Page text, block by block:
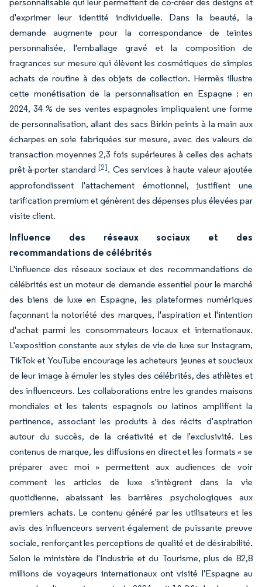
d'exprimer leur identité individuelle. Dans la beauté, la
demande augmente pour la correspondance de teintes
personnalisée, l'emballage gravé et la composition de
fragrances sur mesure qui élèvent les cosmétiques de simples
achats de routine à des objets de collection. Hermès illustre
cette monétisation de la personnalisation en Espagne : en
2024, 34 % de ses ventes espagnoles impliquaient une forme
de personnalisation, allant des sacs Birkin peints à la main aux
écharpes en soie fabriquées sur mesure, avec des valeurs de
transaction moyennes 2,3 fois supérieures à celles des achats
prêt-à-porter standard [2]. Ces services à haute valeur ajoutée
approfondissent l'attachement émotionnel, justifient une
tarification premium et génèrent des dépenses plus élevées par
visite client.
Influence des réseaux sociaux et des
recommandations de célébrités
L'influence des réseaux sociaux et des recommandations de
célébrités est un moteur de demande essentiel pour le marché
des biens de luxe en Espagne, les plateformes numériques
façonnant la notoriété des marques, l'aspiration et l'intention
d'achat parmi les consommateurs locaux et internationaux.
L'exposition constante aux styles de vie de luxe sur Instagram,
TikTok et YouTube encourage les acheteurs jeunes et soucieux
de leur image à émuler les styles des célébrités, des athlètes et
des influenceurs. Les collaborations entre les grandes maisons
mondiales et les talents espagnols ou latinos amplifient la
pertinence, associant les produits à des récits d'aspiration
autour du succès, de la créativité et de l'exclusivité. Les
contenus de marque, les diffusions en direct et les formats « se
préparer avec moi » permettent aux audiences de voir
comment les articles de luxe s'intègrent dans la vie
quotidienne, abaissant les barrières psychologiques aux
premiers achats. Le contenu généré par les utilisateurs et les
avis des influenceurs servent également de puissante preuve
sociale, renforçant les perceptions de qualité et de désirabilité.
Selon le ministère de l'Industrie et du Tourisme, plus de 82,8
millions de voyageurs internationaux ont visité l'Espagne au